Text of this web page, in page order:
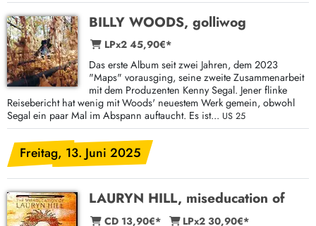
BILLY WOODS, golliwog
LPx2 45,90€*
Das erste Album seit zwei Jahren, dem 2023
"Maps" vorausging, seine zweite Zusammenarbeit
mit dem Produzenten Kenny Segal. Jener flinke
Reisebericht hat wenig mit Woods' neuestem Werk gemein, obwohl
Segal ein paar Mal im Abspann auftaucht. Es ist... US 25
Freitag, 13. Juni 2025
LAURYN HILL, miseducation of
CD 13,90€*
LPx2 30,90€*